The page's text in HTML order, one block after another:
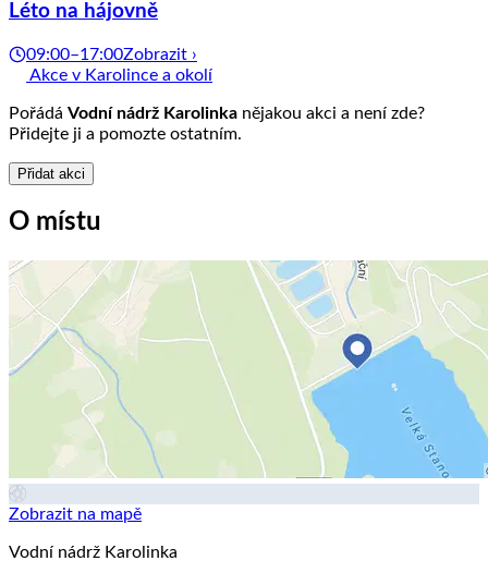
Léto na hájovně
09:00–17:00Zobrazit ›
Akce v Karolince a okolí
Pořádá Vodní nádrž Karolinka nějakou akci a není zde?
Přidejte ji a pomozte ostatním.
Přidat akci
O místu
Zobrazit na mapě
Vodní nádrž Karolinka